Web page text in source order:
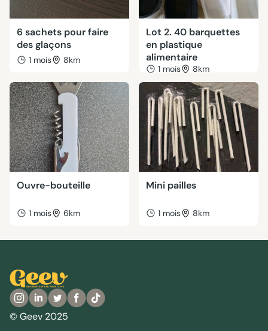
6 sachets pour faire
des glaçons
1 mois 8km
Lot 2. 40 barquettes
en plastique
alimentaire
1 mois 8km
Ouvre-bouteille
1 mois 6km
Mini pailles
1 mois 8km
© Geev 2025